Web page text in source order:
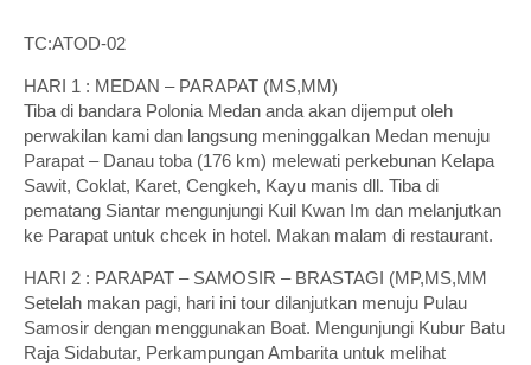
TC:ATOD-02
HARI 1 : MEDAN – PARAPAT (MS,MM)
Tiba di bandara Polonia Medan anda akan dijemput oleh
perwakilan kami dan langsung meninggalkan Medan menuju
Parapat – Danau toba (176 km) melewati perkebunan Kelapa
Sawit, Coklat, Karet, Cengkeh, Kayu manis dll. Tiba di
pematang Siantar mengunjungi Kuil Kwan Im dan melanjutkan
ke Parapat untuk chcek in hotel. Makan malam di restaurant.
HARI 2 : PARAPAT – SAMOSIR – BRASTAGI (MP,MS,MM
Setelah makan pagi, hari ini tour dilanjutkan menuju Pulau
Samosir dengan menggunakan Boat. Mengunjungi Kubur Batu
Raja Sidabutar, Perkampungan Ambarita untuk melihat